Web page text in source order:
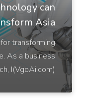
YouTube Titles
and increase
number of shares.
can
Asia?
transforming
As a business
I(VgoAi.com)...